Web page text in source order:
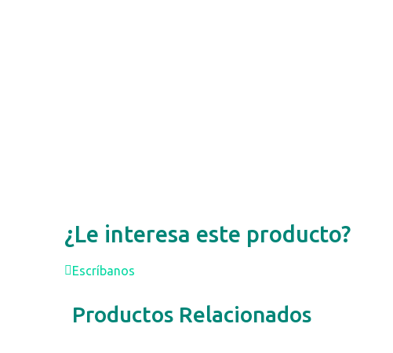
¿Le interesa este producto?
Escríbanos
Productos Relacionados